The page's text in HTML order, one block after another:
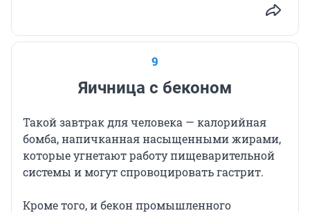
9
Яичница с беконом
Такой завтрак для человека — калорийная
бомба, напичканная насыщенными жирами,
которые угнетают работу пищеварительной
системы и могут спровоцировать гастрит.
Кроме того, и бекон промышленного